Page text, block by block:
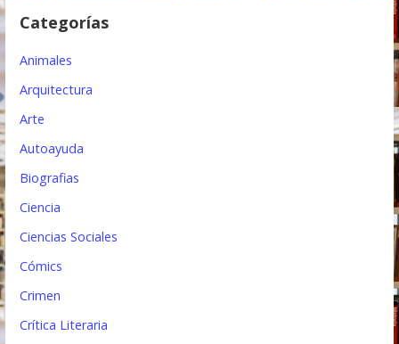
a
a
Categorías
Animales
Arquitectura
Arte
Autoayuda
Biografias
Ciencia
Ciencias Sociales
Cómics
Crimen
Crítica Literaria